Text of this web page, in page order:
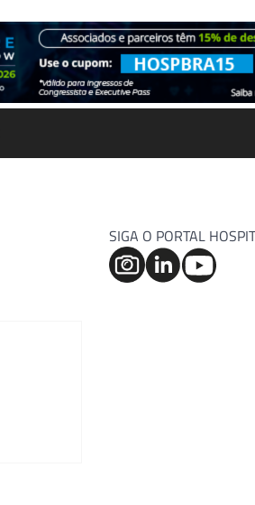
SIGA O PORTAL